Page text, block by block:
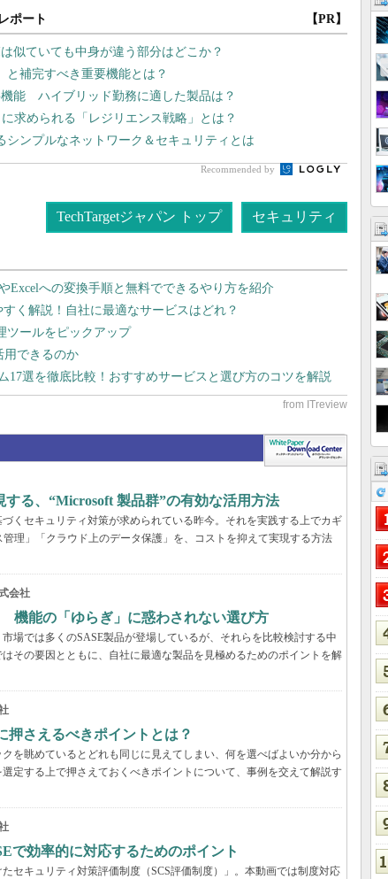
ポート 【PR】
似ていても中身が違う部分はどこか？
と補完すべき重要機能とは？
能 ハイブリッド勤務に適した製品は？
求められる「レジリエンス戦略」とは？
ンプルなネットワーク＆セキュリティとは
Recommended by
TechTargetジャパン トップ セキュリティ
Excelへの変換手順と無料でできるやり方を紹介
く解説！自社に最適なサービスはどれ？
ツールをピックアップ
用できるのか
17選を徹底比較！おすすめサービスと選び方のコツを解説
る、“Microsoft 製品群”の有効な活用方法
くセキュリティ対策が求められている昨今。それを実践する上でカギ
理」「クラウド上のデータ保護」を、コストを抑えて実現する方法
会社
機能の「ゆらぎ」に惑わされない選び方
場では多くのSASE製品が登場しているが、それらを比較検討する中
その要因とともに、自社に最適な製品を見極めるためのポイントを解
押さえるべきポイントとは？
を眺めているとどれも同じに見えてしまい、何を選べばよいか分から
定する上で押さえておくべきポイントについて、事例を交えて解説す
で効率的に対応するためのポイント
セキュリティ対策評価制度（SCS評価制度）」。本動画では制度対応